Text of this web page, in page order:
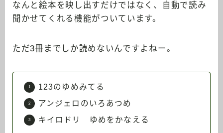
なんと絵本を映し出すだけではなく、自動で読み
聞かせてくれる機能がついています。
ただ3冊までしか読めないんですよねー。
123のゆめみてる
アンジェロのいろあつめ
キイロドリ ゆめをかなえる